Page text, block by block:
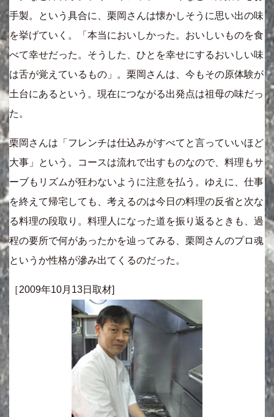
手製。という具合に、栗岡さんは懐かしそうに思い出の味
を挙げていく。「本当においしかった。おいしいものを食
べて幸せだった。そうした、ひとを幸せにするおいしい味
は舌が覚えているもの」。栗岡さんは、今もその原体験が
土台にあるという。現在につながる出発点は祖母の味だっ
た。
栗岡さんは「フレンチは仕込みがすべてと言っていいほど
大事」という。コースは流れで出すものなので、料理もサ
ーブもリズムが狂わないように注意を払う。ゆえに、仕事
を終えて帰宅しても、考えるのは今日の料理の反省と次な
る料理の段取り。料理人になった道を振り返るときも、過
程の要所で何があったかを辿ってみる、栗岡さんのプロ魂
というか性格が滲み出てくるのだった。
［2009年10月13日取材]